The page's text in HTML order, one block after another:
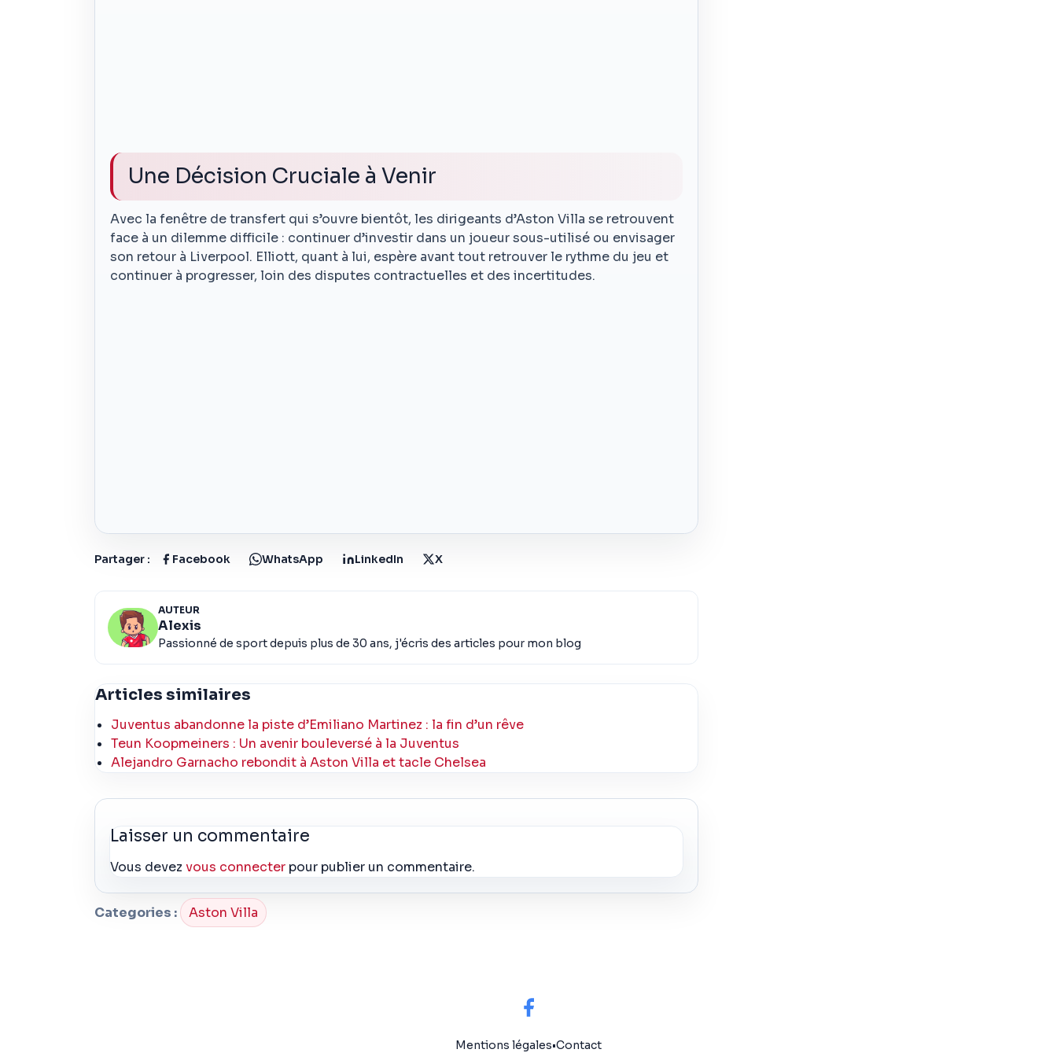
Une Décision Cruciale à Venir
Avec la fenêtre de transfert qui s’ouvre bientôt, les dirigeants d’Aston Villa se retrouvent
face à un dilemme difficile : continuer d’investir dans un joueur sous-utilisé ou envisager
son retour à Liverpool. Elliott, quant à lui, espère avant tout retrouver le rythme du jeu et
continuer à progresser, loin des disputes contractuelles et des incertitudes.
Partager : Facebook WhatsApp LinkedIn X
AUTEUR
Alexis
Passionné de sport depuis plus de 30 ans, j'écris des articles pour mon blog
Articles similaires
Juventus abandonne la piste d’Emiliano Martinez : la fin d’un rêve
Teun Koopmeiners : Un avenir bouleversé à la Juventus
Alejandro Garnacho rebondit à Aston Villa et tacle Chelsea
Laisser un commentaire
Vous devezvous connecter pour publier un commentaire.
Categories : Aston Villa
Mentions légales•Contact